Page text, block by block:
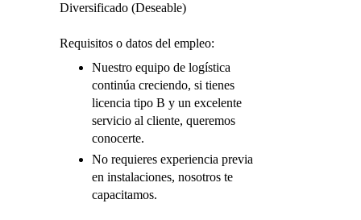
Diversificado (Deseable)
Requisitos o datos del empleo:
Nuestro equipo de logística
continúa creciendo, si tienes
licencia tipo B y un excelente
servicio al cliente, queremos
conocerte.
No requieres experiencia previa
en instalaciones, nosotros te
capacitamos.